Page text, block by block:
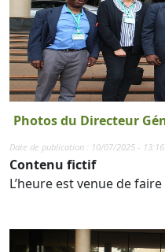
Photos du Directeur
Date de publication : 10/07/2025 -
Contenu fictif
L’heure est venue de